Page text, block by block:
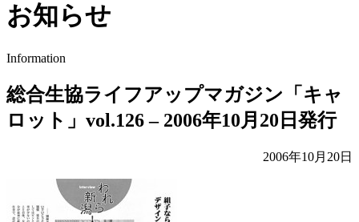
お知らせ
Information
総合生協ライフアップマガジン「キャ
ロット」vol.126 – 2006年10月20日発行
2006年10月20日